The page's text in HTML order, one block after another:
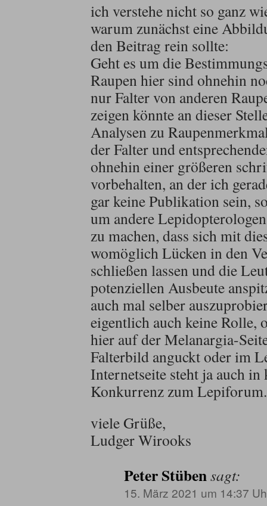
ich verstehe nicht so ganz
warum zunächst eine
den Beitrag rein sollte:
Geht es um die
Raupen hier sind ohnehin
nur Falter von anderen
zeigen könnte an dieser
Analysen zu
der Falter und
ohnehin einer größeren
vorbehalten, an der ich
gar keine Publikation sein,
um andere
zu machen, dass sich mit
womöglich Lücken in den
schließen lassen und die
potenziellen Ausbeute
auch mal selber
eigentlich auch keine Rolle,
hier auf der Melanargia-
Falterbild anguckt oder im
Internetseite steht ja auch in
Konkurrenz zum Lepiforum.
viele Grüße,
Ludger Wirooks
Peter Stübensagt:
15. März 2021 um 14:37